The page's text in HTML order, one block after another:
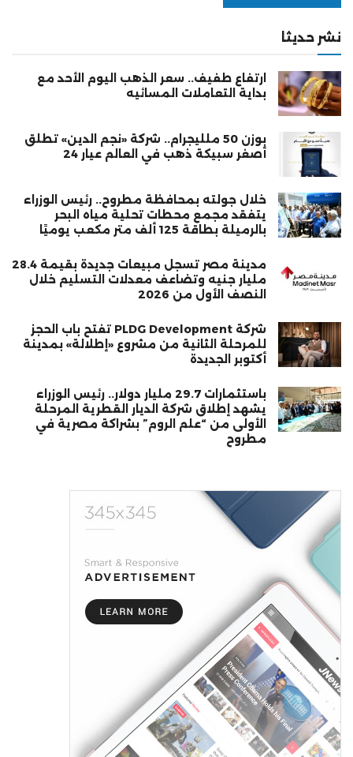
نشر حديثا
ارتفاع طفيف.. سعر الذهب اليوم الأحد مع
بداية التعاملات المسائيه
بوزن 50 ملليجرام.. شركة «نجم الدين» تطلق
أصغر سبيكة ذهب في العالم عيار 24
خلال جولته بمحافظة مطروح.. رئيس الوزراء
يتفقد مجمع محطات تحلية مياه البحر
بالرميلة بطاقة 125 ألف متر مكعب يوميًا
مدينة مصر تسجل مبيعات جديدة بقيمة 28.4
مليار جنيه وتضاعف معدلات التسليم خلال
النصف الأول من 2026
شركة PLDG Development تفتح باب الحجز
للمرحلة الثانية من مشروع «إطلالة» بمدينة
أكتوبر الجديدة
باستثمارات 29.7 مليار دولار.. رئيس الوزراء
يشهد إطلاق شركة الديار القطرية المرحلة
الأولى من “علم الروم” بشراكة مصرية في
مطروح